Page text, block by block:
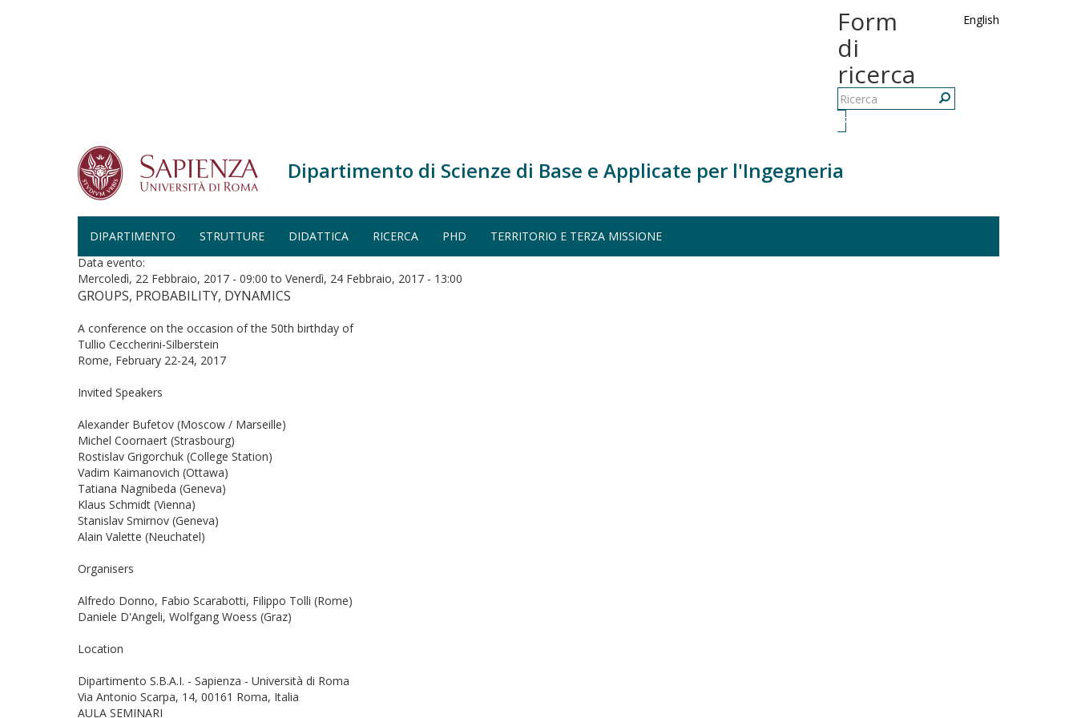
Salta al contenuto principale
English
Form
di
ricerca
Ricerca
Dipartimento di Scienze di Base e Applicate per l'Ingegneria
DIPARTIMENTO STRUTTURE DIDATTICA RICERCA PHD TERRITORIO E TERZA MISSIONE
Home
CONVEGNO
Data evento:
Mercoledì, 22 Febbraio, 2017 - 09:00 to Venerdì, 24 Febbraio, 2017 - 13:00
GROUPS, PROBABILITY, DYNAMICS
A conference on the occasion of the 50th birthday of
Tullio Ceccherini-Silberstein
Rome, February 22-24, 2017
Invited Speakers
Alexander Bufetov (Moscow / Marseille)
Michel Coornaert (Strasbourg)
Rostislav Grigorchuk (College Station)
Vadim Kaimanovich (Ottawa)
Tatiana Nagnibeda (Geneva)
Klaus Schmidt (Vienna)
Stanislav Smirnov (Geneva)
Alain Valette (Neuchatel)
Organisers
Alfredo Donno, Fabio Scarabotti, Filippo Tolli (Rome)
Daniele D'Angeli, Wolfgang Woess (Graz)
Location
Dipartimento S.B.A.I. - Sapienza - Università di Roma
Via Antonio Scarpa, 14, 00161 Roma, Italia
AULA SEMINARI